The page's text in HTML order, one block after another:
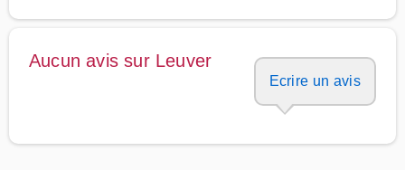
Aucun avis sur Leuver
Ecrire un avis